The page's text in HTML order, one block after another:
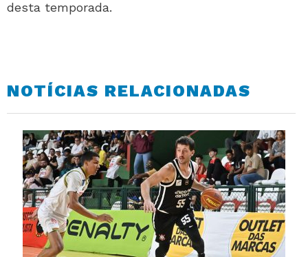
desta temporada.
NOTÍCIAS RELACIONADAS